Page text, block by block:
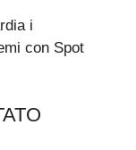
i
con Spot